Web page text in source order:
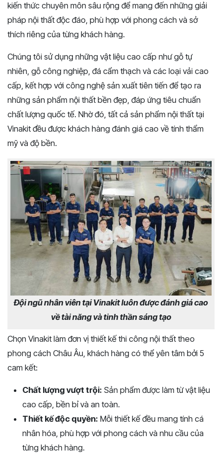
kiến thức chuyên môn sâu rộng để mang đến những giải
pháp nội thất độc đáo, phù hợp với phong cách và sở
thích riêng của từng khách hàng.
Chúng tôi sử dụng những vật liệu cao cấp như gỗ tự
nhiên, gỗ công nghiệp, đá cẩm thạch và các loại vải cao
cấp, kết hợp với công nghệ sản xuất tiên tiến để tạo ra
những sản phẩm nội thất bền đẹp, đáp ứng tiêu chuẩn
chất lượng quốc tế. Nhờ đó, tất cả sản phẩm nội thất tại
Vinakit đều được khách hàng đánh giá cao về tính thẩm
mỹ và độ bền.
Đội ngũ nhân viên tại Vinakit luôn được đánh giá cao
về tài năng và tinh thần sáng tạo
Chọn Vinakit làm đơn vị thiết kế thi công nội thất theo
phong cách Châu Âu, khách hàng có thể yên tâm bởi 5
cam kết:
Chất lượng vượt trội: Sản phẩm được làm từ vật liệu
cao cấp, bền bỉ và an toàn.
Thiết kế độc quyền: Mỗi thiết kế đều mang tính cá
nhân hóa, phù hợp với phong cách và nhu cầu của
từng khách hàng.